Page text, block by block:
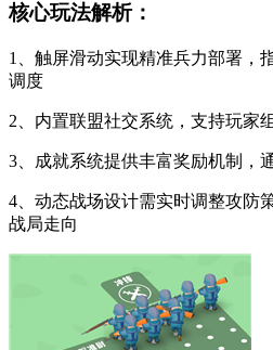
核心玩法解析：
1、触屏滑动实现精准兵力部署，
调度
2、内置联盟社交系统，支持玩家
3、成就系统提供丰富奖励机制，
4、动态战场设计需实时调整攻防
战局走向